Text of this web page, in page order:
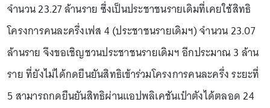
จำนวน 23.27 ล้านราย ซึ่งเป็นประชาชนรายเดิมที่เคยใช้สิทธิ
โครงการคนละครึ่งเฟส 4 (ประชาชนรายเดิมฯ) จำนวน 23.07
ล้านราย จึงขอเชิญชวนประชาชนรายเดิมฯ อีกประมาณ 3 ล้าน
ราย ที่ยังไม่ได้กดยืนยันสิทธิเข้าร่วมโครงการคนละครึ่ง ระยะที่
5 สามารถกดยืนยันสิทธิผ่านแอปพลิเคชันเป๋าตังได้ตลอด 24